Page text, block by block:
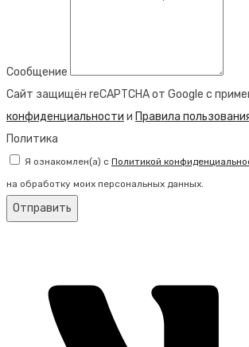
Сообщение
Сайт защищён reCAPTCHA от Google с
конфиденциальности и Правила
Политика
Я ознакомлен(а) с Политикой
на обработку моих персональных данных.
Отправить